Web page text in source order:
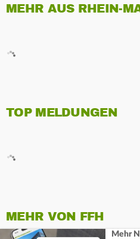
MEHR AUS RHEIN-
TOP MELDUNGEN
MEHR VON FFH
Mehr